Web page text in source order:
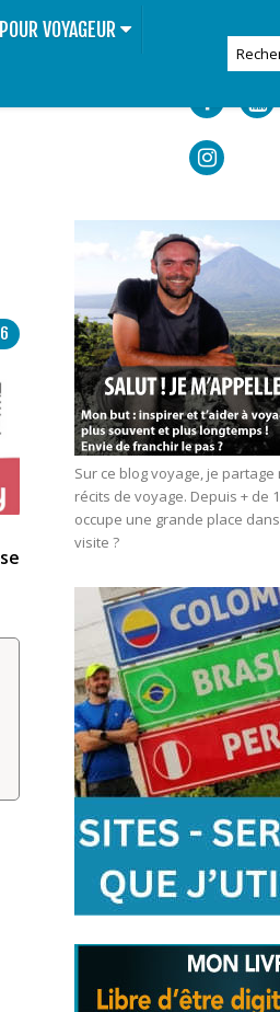
VOYAGEUR
6
Sur ce blog voyage, je
récits de voyage. Depuis + de
occupe une grande place
visite ?